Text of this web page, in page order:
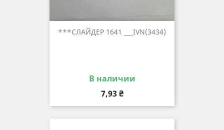
***СЛАЙДЕР 1641 ___IVN(3434)
В наличии
Цена
7,93 ₴